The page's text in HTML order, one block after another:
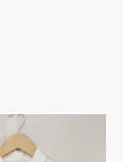
ま
に